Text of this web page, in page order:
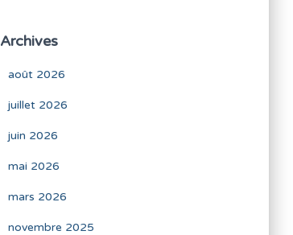
Archives
août 2026
juillet 2026
juin 2026
mai 2026
mars 2026
novembre 2025